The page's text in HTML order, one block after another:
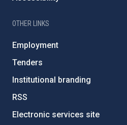
OTHER LINKS
Employment
Tenders
Institutional branding
RSS
Electronic services site